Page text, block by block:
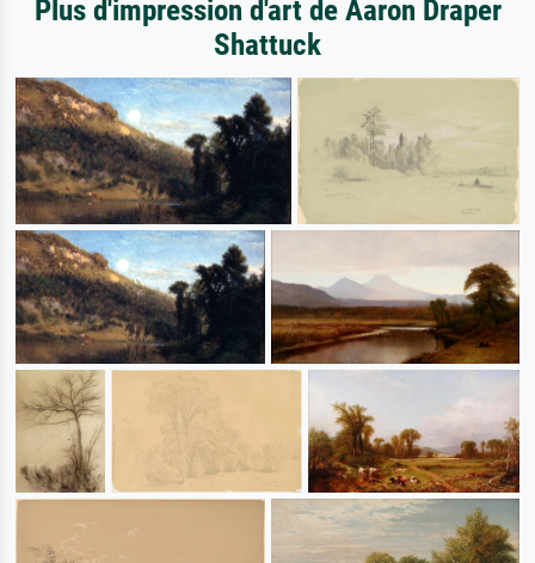
Plus d'impression d'art de Aaron Draper
Shattuck